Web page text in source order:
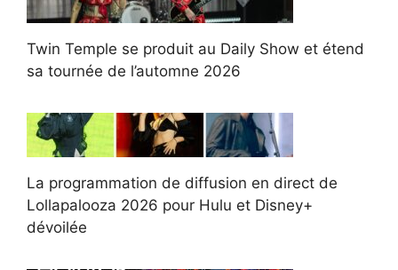
Twin Temple se produit au Daily Show et étend
sa tournée de l’automne 2026
La programmation de diffusion en direct de
Lollapalooza 2026 pour Hulu et Disney+
dévoilée